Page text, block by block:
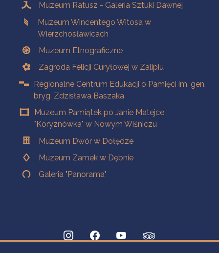
Muzeum Ratusz - Galeria Sztuki Dawnej
Muzeum Wincentego Witosa w
Wierzchosławicach
Muzeum Etnograficzne
Zagroda Felicji Curyłowej w Zalipiu
Regionalne Centrum Edukacji o Pamięci im. gen.
bryg. Zdzisława Baszaka
Muzeum Pamiątek po Janie Matejce
"Koryznówka" w Nowym Wiśniczu
Muzeum Dwór w Dołędze
Muzeum Zamek w Dębnie
Galeria "Panorama"